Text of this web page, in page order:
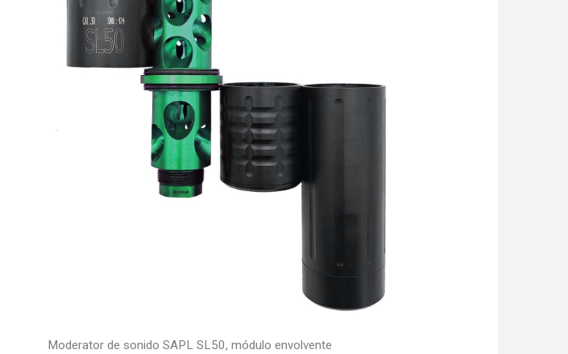
Moderator de sonido SAPL SL50, módulo envolvente